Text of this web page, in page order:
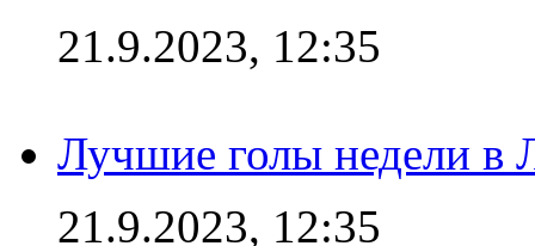
21.9.2023, 12:35
Лучшие голы недели в
21.9.2023, 12:35